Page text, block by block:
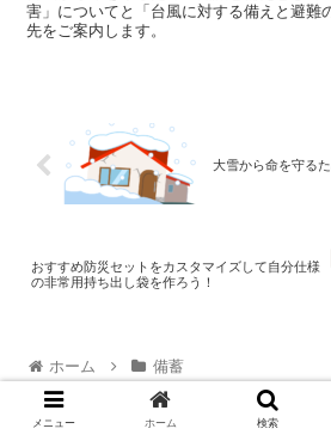
害」についてと「台風に対する備えと避難
先をご案内します。
大雪から命を守る
おすすめ防災セットをカスタマイズして自分仕様
の非常用持ち出し袋を作ろう！
ホーム 備蓄
メニュー ホーム 検索